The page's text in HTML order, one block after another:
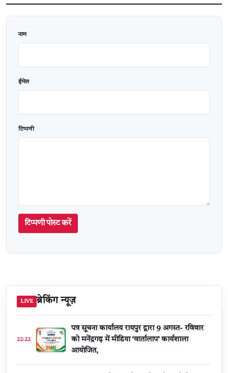
नाम
ईमेल
टिप्पणी
टिप्पणी पोस्ट करें
LIVE ब्रेकिंग न्यूज़
22:22
पत्र सूचना कार्यालय रायपुर द्वारा 9 अगस्त- रविवार
को मनेंद्रगढ़ में मीडिया ‘वार्तालाप’ कार्यशाला
आयोजित,